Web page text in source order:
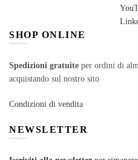
SHOP ONLINE
Spedizioni gratuite per ordini di
acquistando sul nostro sito
Condizioni di vendita
NEWSLETTER